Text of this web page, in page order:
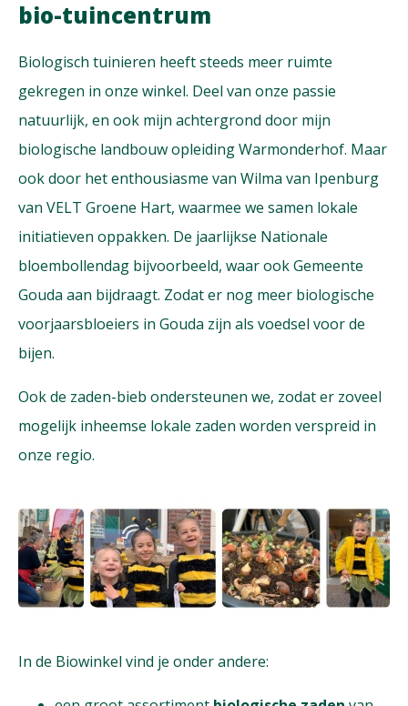
bio-tuincentrum
Biologisch tuinieren heeft steeds meer ruimte
gekregen in onze winkel. Deel van onze passie
natuurlijk, en ook mijn achtergrond door mijn
biologische landbouw opleiding Warmonderhof. Maar
ook door het enthousiasme van Wilma van Ipenburg
van VELT Groene Hart, waarmee we samen lokale
initiatieven oppakken. De jaarlijkse Nationale
bloembollendag bijvoorbeeld, waar ook Gemeente
Gouda aan bijdraagt. Zodat er nog meer biologische
voorjaarsbloeiers in Gouda zijn als voedsel voor de
bijen.
Ook de zaden-bieb ondersteunen we, zodat er zoveel
mogelijk inheemse lokale zaden worden verspreid in
onze regio.
In de Biowinkel vind je onder andere: